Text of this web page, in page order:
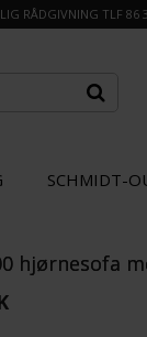
RÅDGIVNING TLF 86
SCHMIDT-
hjørnesofa